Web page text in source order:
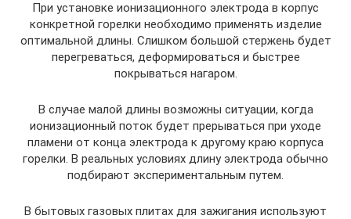
При установке ионизационного электрода в корпус
конкретной горелки необходимо применять изделие
оптимальной длины. Слишком большой стержень будет
перегреваться, деформироваться и быстрее
покрываться нагаром.
В случае малой длины возможны ситуации, когда
ионизационный поток будет прерываться при уходе
пламени от конца электрода к другому краю корпуса
горелки. В реальных условиях длину электрода обычно
подбирают экспериментальным путем.
В бытовых газовых плитах для зажигания используют